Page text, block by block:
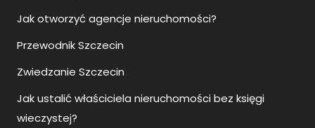
Jak otworzyć agencje nieruchomości?
Przewodnik Szczecin
Zwiedzanie Szczecin
Jak ustalić właściciela nieruchomości bez księgi
wieczystej?